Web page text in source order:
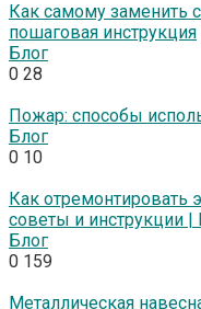
Как самому заменить
пошаговая инструкция
Блог
0 28
Пожар: способы
Блог
0 10
Как отремонтировать
советы и инструкции |
Блог
0 159
Металлическая